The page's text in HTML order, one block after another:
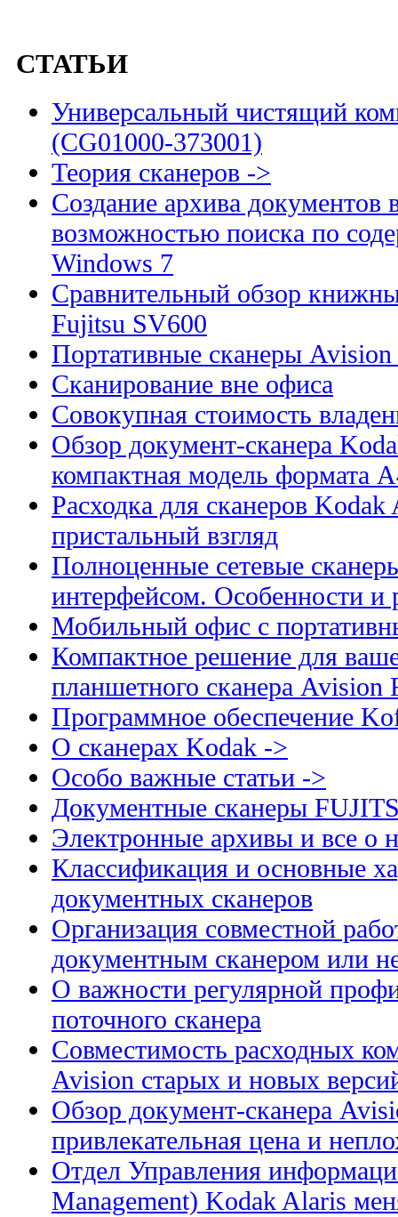
СТАТЬИ
Универсальный чистящий
(CG01000-373001)
Теория сканеров ->
Создание архива документов
возможностью поиска по
Windows 7
Сравнительный обзор
Fujitsu SV600
Портативные сканеры Avision
Сканирование вне офиса
Совокупная стоимость
Обзор документ-сканера
компактная модель формата
Расходка для сканеров
пристальный взгляд
Полноценные сетевые
интерфейсом. Особенности и
Мобильный офис с
Компактное решение для
планшетного сканера Avision
Программное обеспечение
О сканерах Kodak ->
Особо важные статьи ->
Документные сканеры
Электронные архивы и все о
Классификация и основные
документных сканеров
Организация совместной
документным сканером или
О важности регулярной
поточного сканера
Совместимость расходных
Avision старых и новых
Обзор документ-сканера
привлекательная цена и
Отдел Управления
Management) Kodak Alaris